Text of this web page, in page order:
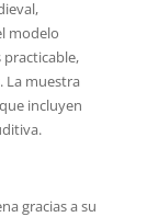
modelo
practicable,
La muestra
incluyen
gracias a su